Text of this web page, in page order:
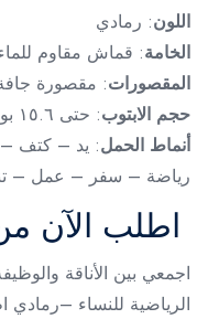
اللون: رمادي
الخامة: قماش مقاوم
المقصورات: مقصورة
حجم الابتوب: حتى ١٥.٦ بوصة
أنماط الحمل: يد – كتف
رياضة – سفر – عمل –
اطلب الآن
اجمعي بين الأناقة
الرياضية للنساء –رمادي